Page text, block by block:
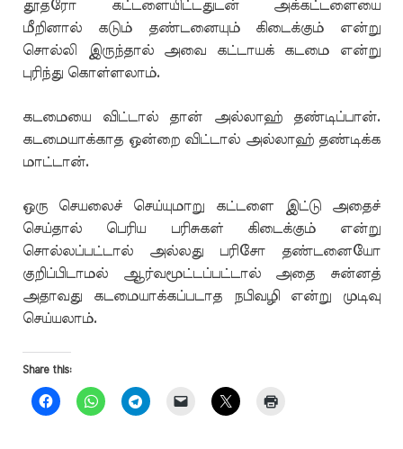
தூதரோ கட்டளையிட்டதுடன் அக்கட்டளையை
மீறினால் கடும் தண்டனையும் கிடைக்கும் என்று
சொல்லி இருந்தால் அவை கட்டாயக் கடமை என்று
புரிந்து கொள்ளலாம்.
கடமையை விட்டால் தான் அல்லாஹ் தண்டிப்பான்.
கடமையாக்காத ஒன்றை விட்டால் அல்லாஹ் தண்டிக்க
மாட்டான்.
ஒரு செயலைச் செய்யுமாறு கட்டளை இட்டு அதைச்
செய்தால் பெரிய பரிசுகள் கிடைக்கும் என்று
சொல்லப்பட்டால் அல்லது பரிசோ தண்டனையோ
குறிப்பிடாமல் ஆர்வமூட்டப்பட்டால் அதை சுன்னத்
அதாவது கடமையாக்கப்படாத நபிவழி என்று முடிவு
செய்யலாம்.
Share this: